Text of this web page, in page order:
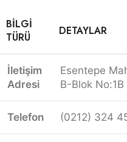
BILGI
TÜRÜ
DETAYLAR
İletişim
Adresi
Esentepe
B-Blok
Telefon (0212) 324